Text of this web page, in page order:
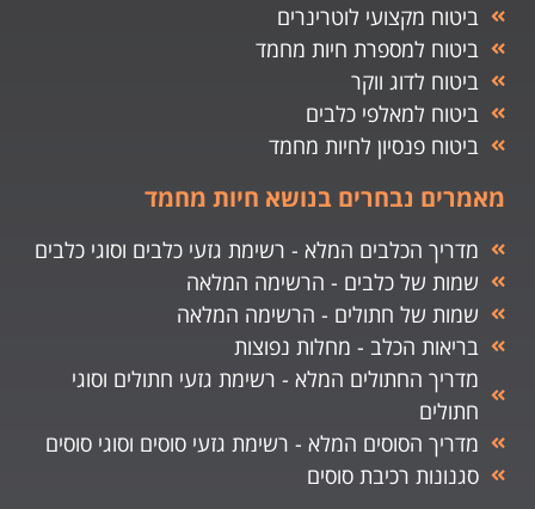
ביטוח מקצועי לוטרינרים
ביטוח למספרת חיות מחמד
ביטוח לדוג ווקר
ביטוח למאלפי כלבים
ביטוח פנסיון לחיות מחמד
מאמרים נבחרים בנושא חיות מחמד
מדריך הכלבים המלא - רשימת גזעי כלבים וסוגי כלבים
שמות של כלבים - הרשימה המלאה
שמות של חתולים - הרשימה המלאה
בריאות הכלב - מחלות נפוצות
מדריך החתולים המלא - רשימת גזעי חתולים וסוגי
חתולים
מדריך הסוסים המלא - רשימת גזעי סוסים וסוגי סוסים
סגנונות רכיבת סוסים